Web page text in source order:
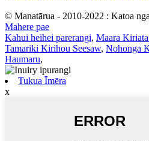
© Manatārua - 2010-2022 : Katoa
Mahere pae
Kahui heihei parerangi, Maara
Tamariki Kirihou Seesaw, Nohonga
Haumaru,
Tukua Īmēra
x